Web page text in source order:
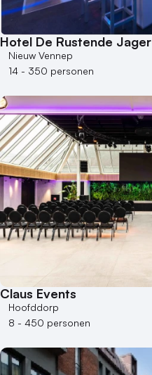
Hotel De Rustende Jager
Nieuw Vennep
14 - 350 personen
Claus Events
Hoofddorp
8 - 450 personen